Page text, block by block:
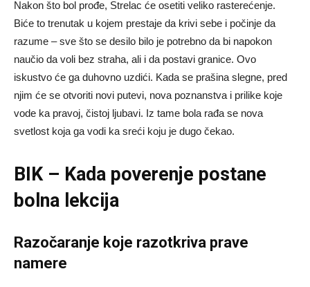
Nakon što bol prođe, Strelac će osetiti veliko rasterećenje.
Biće to trenutak u kojem prestaje da krivi sebe i počinje da
razume – sve što se desilo bilo je potrebno da bi napokon
naučio da voli bez straha, ali i da postavi granice. Ovo
iskustvo će ga duhovno uzdići. Kada se prašina slegne, pred
njim će se otvoriti novi putevi, nova poznanstva i prilike koje
vode ka pravoj, čistoj ljubavi. Iz tame bola rađa se nova
svetlost koja ga vodi ka sreći koju je dugo čekao.
BIK – Kada poverenje postane
bolna lekcija
Razočaranje koje razotkriva prave
namere